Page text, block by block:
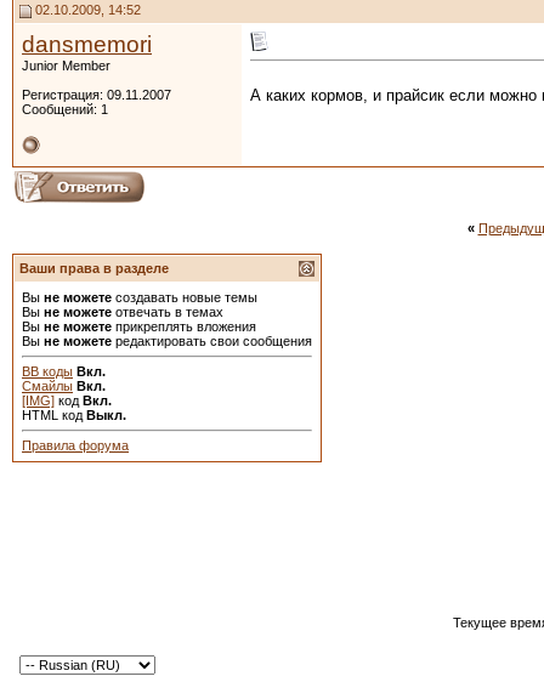
02.10.2009, 14:52
dansmemori
Junior Member
Регистрация: 09.11.2007
Сообщений: 1
А каких кормов, и прайсик если можно
«
Ваши права в разделе
Вы не можете создавать новые темы
Вы не можете отвечать в темах
Вы не можете прикреплять вложения
Вы не можете редактировать свои сообщения
BB коды Вкл.
Смайлы Вкл.
[IMG] код Вкл.
HTML код Выкл.
Правила форума
Текущее